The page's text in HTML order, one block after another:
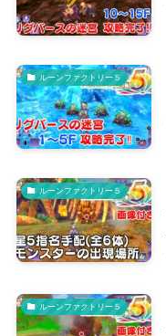
ルーンファクトリー５
ルーンファクトリー５
ルーンファクトリー５